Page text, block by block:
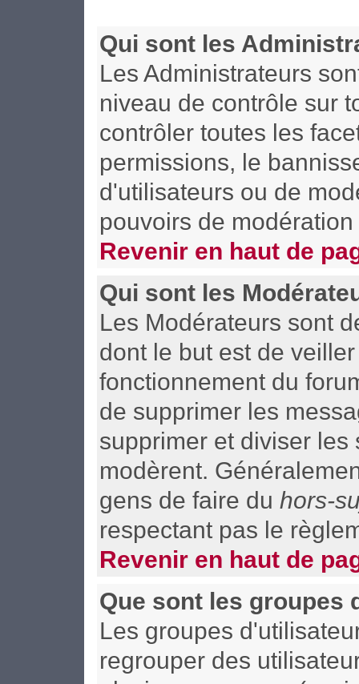
Qui sont les
Les Administrateurs
niveau de contrôle sur
contrôler toutes les
permissions, le
d'utilisateurs ou de
pouvoirs de
Revenir en haut de
Qui sont les
Les Modérateurs sont
dont le but est de
fonctionnement du
de supprimer les
supprimer et diviser
modèrent.
gens de faire du hors-
respectant pas le
Revenir en haut de
Que sont les groupes
Les groupes
regrouper des